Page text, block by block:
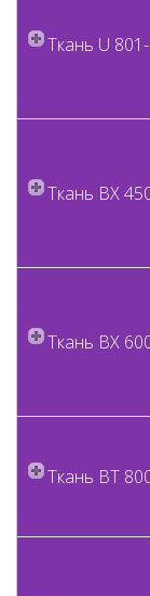
Ткань U
Ткань BX
Ткань BX
Ткань BT